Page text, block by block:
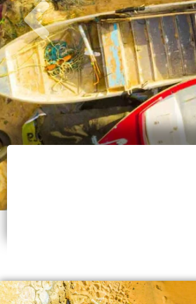
Abre mãe!!!